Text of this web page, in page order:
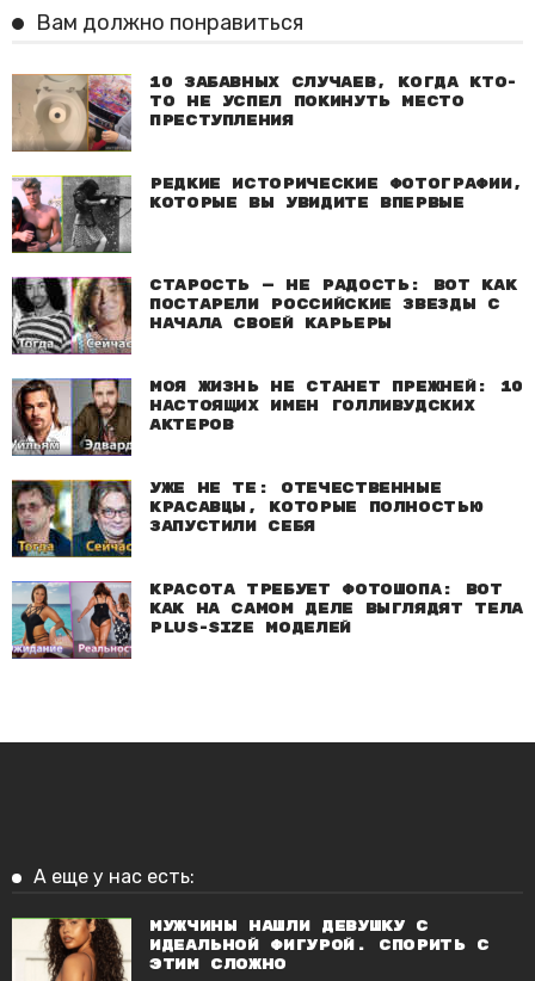
Вам должно понравиться
10 забавных случаев, когда кто-
то не успел покинуть место
преступления
Редкие исторические фотографии,
которые вы увидите впервые
Старость — не радость: Вот как
постарели российские звезды с
начала своей карьеры
Моя жизнь не станет прежней: 10
настоящих имен голливудских
актеров
Уже не те: Отечественные
красавцы, которые полностью
запустили себя
Красота требует фотошопа: Вот
как на самом деле выглядят тела
plus-size моделей
А еще у нас есть:
Мужчины нашли девушку с
идеальной фигурой. Спорить с
этим сложно